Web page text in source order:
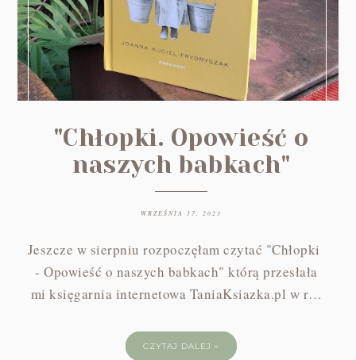
"Chłopki. Opowieść o
naszych babkach"
WRZEŚNIA 17, 2023
Jeszcze w sierpniu rozpoczęłam czytać "Chłopki
- Opowieść o naszych babkach" którą przesłała
mi księgarnia internetowa TaniaKsiazka.pl w r…
CZYTAJ DALEJ »